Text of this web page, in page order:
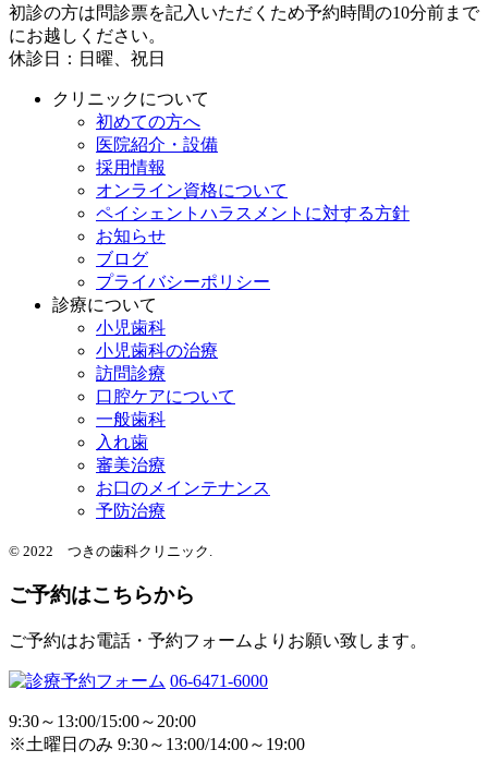
初診の方は問診票を記入いただくため予約時間の10分前まで
にお越しください。
休診日：日曜、祝日
クリニックについて
初めての方へ
医院紹介・設備
採用情報
オンライン資格について
ペイシェントハラスメントに対する方針
お知らせ
ブログ
プライバシーポリシー
診療について
小児歯科
小児歯科の治療
訪問診療
口腔ケアについて
一般歯科
入れ歯
審美治療
お口のメインテナンス
予防治療
© 2022 つきの歯科クリニック.
ご予約はこちらから
ご予約はお電話・予約フォームよりお願い致します。
06-6471-6000
9:30～13:00/15:00～20:00
※土曜日のみ 9:30～13:00/14:00～19:00